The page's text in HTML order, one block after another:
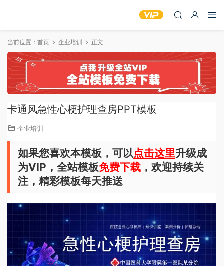
当前位置： 首页 企业培训 正文
卡通风急性心梗护理查房PPT模板
企业培训
如果您喜欢本模板，可以点击这里升级成
为VIP，全站模板免费下载 ，欢迎持续关
注，精彩模板每天推送